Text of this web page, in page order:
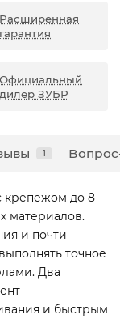
Расширенная
гарантия
Официальный
дилер ЗУБР
1
крепежом до 8
материалов.
и почти
точное
Два
и быстрым